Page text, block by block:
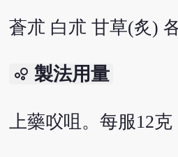
蒼朮 白朮 甘草(炙)
bubble_chart 製法用量
上藥㕮咀。每服12